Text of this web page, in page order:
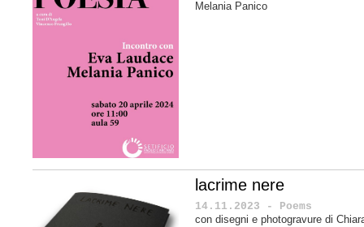
Melania Panico
lacrime nere
14.11.2023 - Poems
con disegni e photogravure di